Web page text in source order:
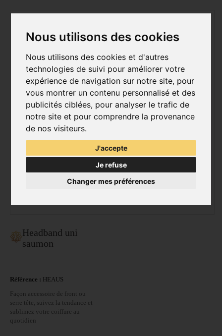
Nous utilisons des cookies
Nous utilisons des cookies et d'autres
technologies de suivi pour améliorer votre
expérience de navigation sur notre site, pour
vous montrer un contenu personnalisé et des
publicités ciblées, pour analyser le trafic de
notre site et pour comprendre la provenance
de nos visiteurs.
J'accepte
Je refuse
Changer mes préférences
Headband uni
saumon
Référence : HEAUS
Façon accessoire de front ou
serre tête, suivez la tendance et
sublimez votre coiffure au
quotidien